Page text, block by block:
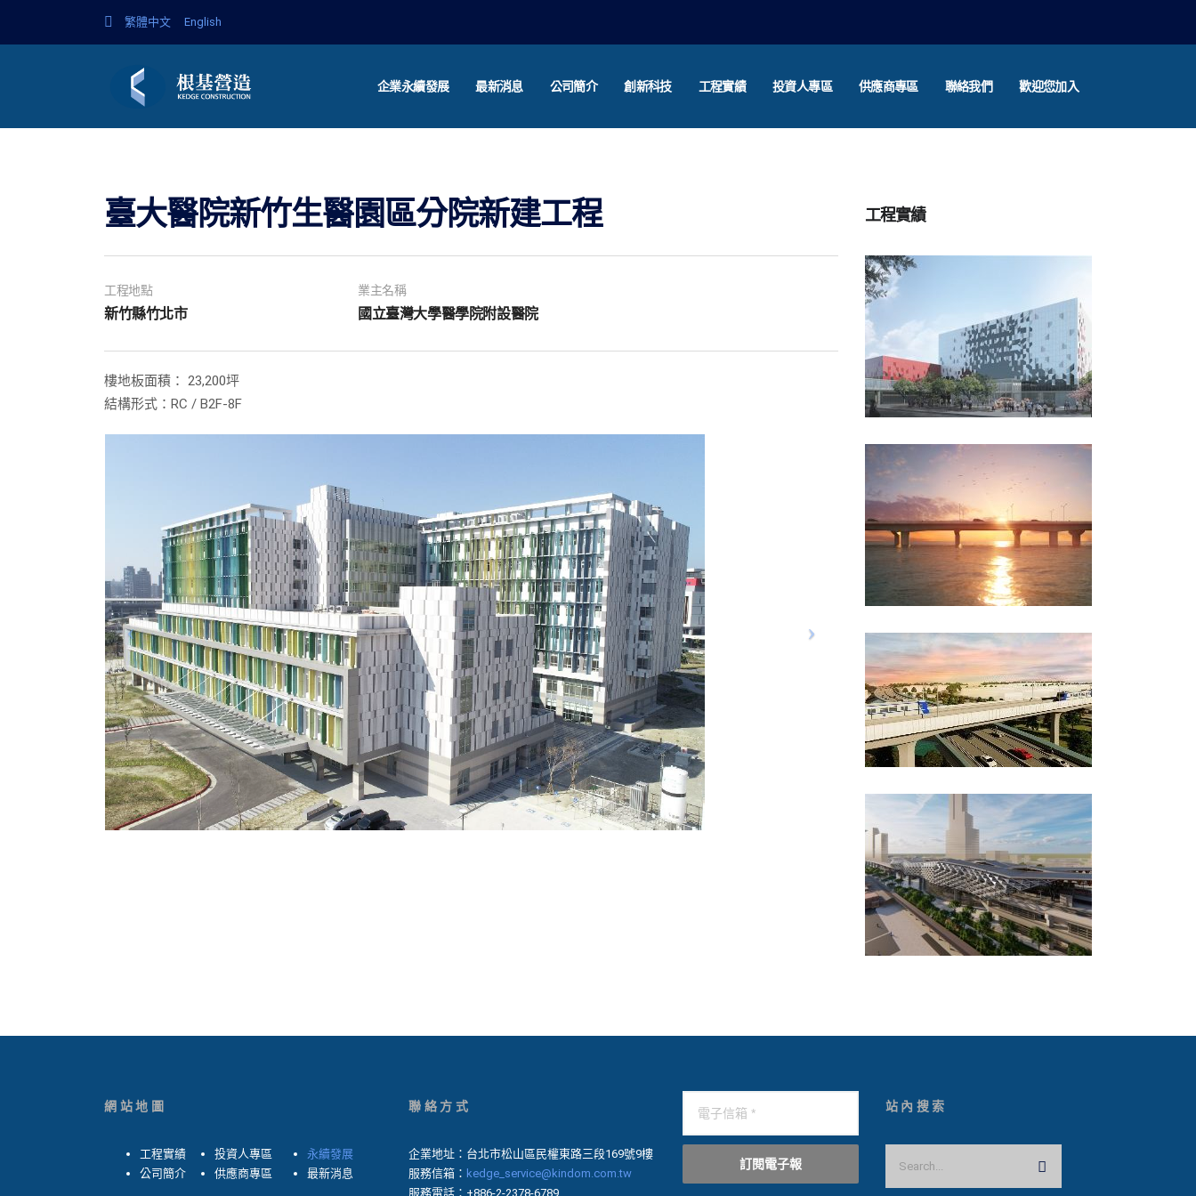
繁體中文 English
企業永續發展 最新消息 公司簡介 創新科技 工程實績 投資人專區 供應商專區 聯絡我們 歡迎您加入
臺大醫院新竹生醫園區分院新建工程
工程地點
新竹縣竹北市
業主名稱
國立臺灣大學醫學院附設醫院
樓地板面積： 23,200坪
結構形式：RC / B2F-8F
工程實績
網站地圖
工程實績
公司簡介
投資人專區
供應商專區
永續發展
最新消息
聯絡方式
企業地址：台北市松山區民權東路三段169號9樓
服務信箱： kedge_service@kindom.com.tw
服務電話：+886-2-2378-6789
訂閱電子報
站內搜索